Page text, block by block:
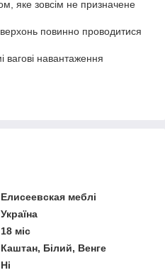
яке зовсім не призначене
повинно проводитися
вагові навантаження
Елисеевская меблі
Україна
18 міс
Каштан, Білий, Венге
Ні